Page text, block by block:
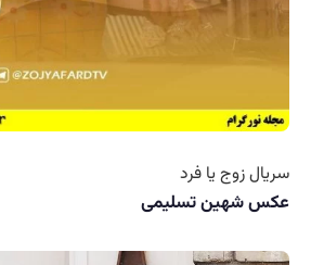
سریال زوج یا فرد
عکس شهین تسلیمی